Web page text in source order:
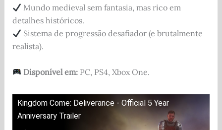
Mundo medieval sem fantasia, mas rico em
detalhes históricos.
Sistema de progressão desafiador (e brutalmente
realista).
Disponível em:PC, PS4, Xbox One.
Kingdom Come: Deliverance - Official 5 Year
Anniversary Trailer